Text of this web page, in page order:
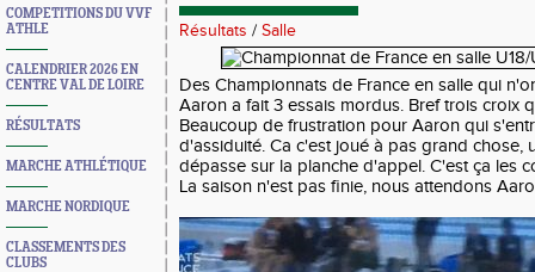
COMPETITIONS DU VVF
ATHLE
CALENDRIER 2026 EN
CENTRE VAL DE LOIRE
RÉSULTATS
MARCHE ATHLÉTIQUE
MARCHE NORDIQUE
CLASSEMENTS DES
CLUBS
Résultats / Salle
Des Championnats de France en salle qui
Aaron a fait 3 essais mordus. Bref trois croix
Beaucoup de frustration pour Aaron qui
d'assiduité. Ca c'est joué à pas grand chose,
dépasse sur la planche d'appel. C'est ça les
La saison n'est pas finie, nous attendons